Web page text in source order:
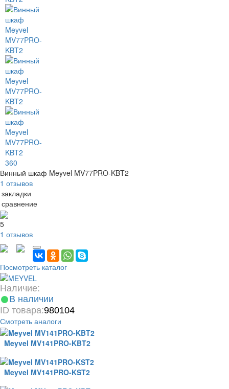
360
Винный шкаф Meyvel MV77PRO-KBT2
1 отзывов
5
1 отзывов
Посмотреть каталог
Наличие:
В наличии
ID товара:980104
Смотреть аналоги
Meyvel MV141PRO-KBT2
Meyvel MV141PRO-KST2